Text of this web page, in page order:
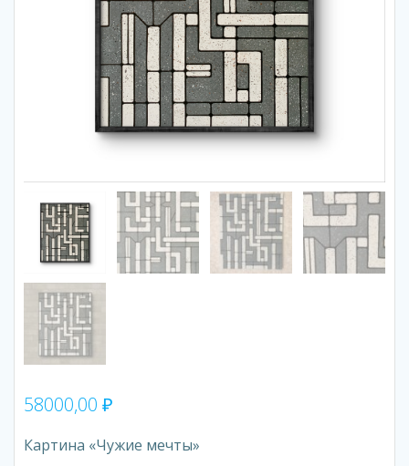
58000,00 ₽
Картина «Чужие мечты»